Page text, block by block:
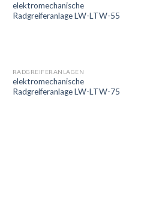
elektromechanische
Radgreiferanlage LW-LTW-55
RADGREIFERANLAGEN
elektromechanische
Radgreiferanlage LW-LTW-75